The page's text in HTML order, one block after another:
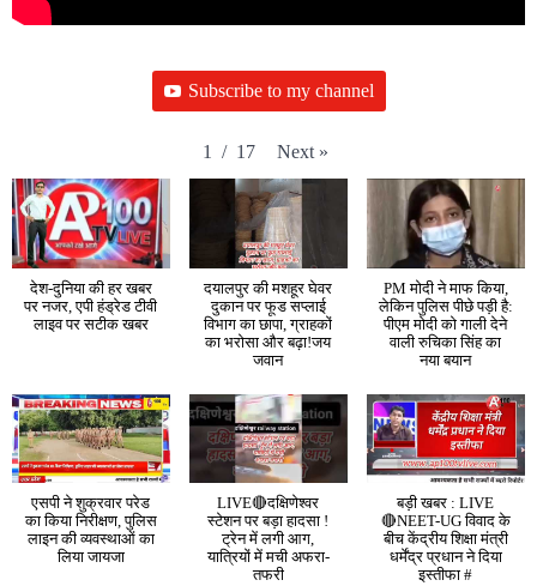
Subscribe to my channel
1 / 17 Next »
देश-दुनिया की हर खबर
पर नजर, एपी हंड्रेड टीवी
लाइव पर सटीक खबर
दयालपुर की मशहूर घेवर
दुकान पर फूड सप्लाई
विभाग का छापा, ग्राहकों
का भरोसा और बढ़ा!जय
जवान
PM मोदी ने माफ किया,
लेकिन पुलिस पीछे पड़ी है:
पीएम मोदी को गाली देने
वाली रुचिका सिंह का
नया बयान
एसपी ने शुक्रवार परेड
का किया निरीक्षण, पुलिस
लाइन की व्यवस्थाओं का
लिया जायजा
LIVE🔴दक्षिणेश्वर
स्टेशन पर बड़ा हादसा !
ट्रेन में लगी आग,
यात्रियों में मची अफरा-
तफरी
बड़ी खबर : LIVE
🔴NEET-UG विवाद के
बीच केंद्रीय शिक्षा मंत्री
धर्मेंद्र प्रधान ने दिया
इस्तीफा #